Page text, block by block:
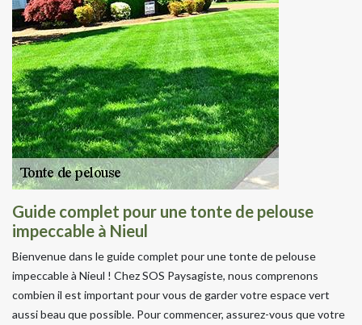
Guide complet pour une tonte de pelouse
impeccable à Nieul
Bienvenue dans le guide complet pour une tonte de pelouse
impeccable à Nieul ! Chez SOS Paysagiste, nous comprenons
combien il est important pour vous de garder votre espace vert
aussi beau que possible. Pour commencer, assurez-vous que votre